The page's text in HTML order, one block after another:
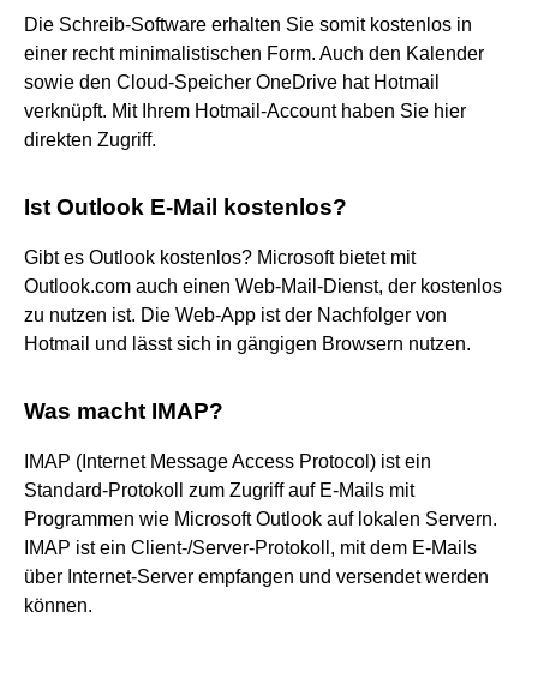
Die Schreib-Software erhalten Sie somit kostenlos in
einer recht minimalistischen Form. Auch den Kalender
sowie den Cloud-Speicher OneDrive hat Hotmail
verknüpft. Mit Ihrem Hotmail-Account haben Sie hier
direkten Zugriff.
Ist Outlook E-Mail kostenlos?
Gibt es Outlook kostenlos? Microsoft bietet mit
Outlook.com auch einen Web-Mail-Dienst, der kostenlos
zu nutzen ist. Die Web-App ist der Nachfolger von
Hotmail und lässt sich in gängigen Browsern nutzen.
Was macht IMAP?
IMAP (Internet Message Access Protocol) ist ein
Standard-Protokoll zum Zugriff auf E-Mails mit
Programmen wie Microsoft Outlook auf lokalen Servern.
IMAP ist ein Client-/Server-Protokoll, mit dem E-Mails
über Internet-Server empfangen und versendet werden
können.